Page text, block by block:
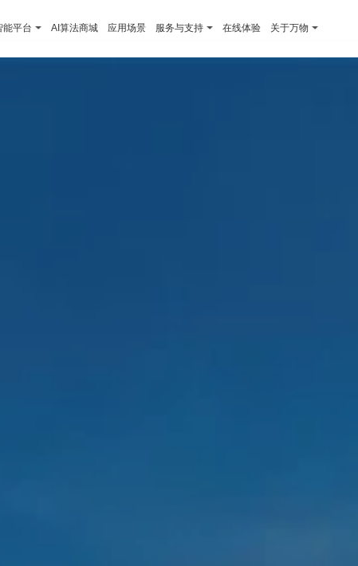
能平台 AI算法商城 应用场景 服务与支持 在线体验 关于万物